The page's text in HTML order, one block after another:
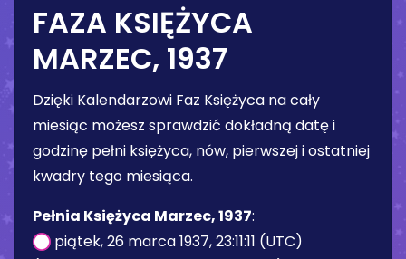
FAZA KSIĘŻYCA
MARZEC, 1937
Dzięki Kalendarzowi Faz Księżyca na cały
miesiąc możesz sprawdzić dokładną datę i
godzinę pełni księżyca, nów, pierwszej i ostatniej
kwadry tego miesiąca.
Pełnia Księżyca Marzec, 1937:
piątek, 26 marca 1937, 23:11:11 (UTC)